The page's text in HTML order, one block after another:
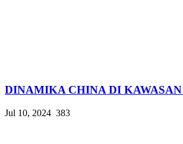
DINAMIKA CHINA DI KAWASAN
Jul 10, 2024 383